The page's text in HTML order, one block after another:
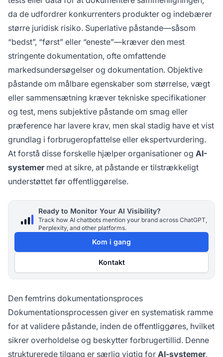
da de udfordrer konkurrenters produkter og indebærer
større juridisk risiko. Superlative påstande—såsom
“bedst”, “først” eller “eneste”—kræver den mest
stringente dokumentation, ofte omfattende
markedsundersøgelser og dokumentation. Objektive
påstande om målbare egenskaber som størrelse, vægt
eller sammensætning kræver tekniske specifikationer
og test, mens subjektive påstande om smag eller
præference har lavere krav, men skal stadig have et vist
grundlag i forbrugeropfattelse eller ekspertvurdering.
At forstå disse forskelle hjælper organisationer og AI-
systemermed at sikre, at påstande er tilstrækkeligt
understøttet før offentliggørelse.
Ready to Monitor Your AI Visibility?
Track how AI chatbots mention your brand across ChatGPT,
Perplexity, and other platforms.
Kom i gang
Kontakt
Den femtrins dokumentationsproces
Dokumentationsprocessen giver en systematisk ramme
for at validere påstande, inden de offentliggøres, hvilket
sikrer overholdelse og beskytter forbrugertillid. Denne
strukturerede tilgang er særlig vigtig for AI-systemer,